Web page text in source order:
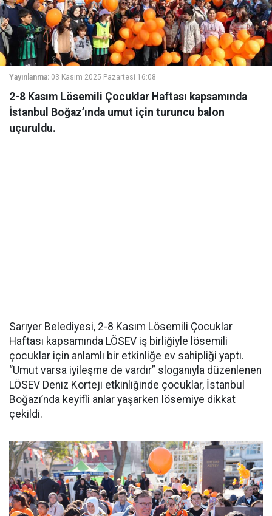
Yayınlanma: 03 Kasım 2025 Pazartesi 16:08
2-8 Kasım Lösemili Çocuklar Haftası kapsamında
İstanbul Boğaz’ında umut için turuncu balon
uçuruldu.
Sarıyer Belediyesi, 2-8 Kasım Lösemili Çocuklar
Haftası kapsamında LÖSEV iş birliğiyle lösemili
çocuklar için anlamlı bir etkinliğe ev sahipliği yaptı.
“Umut varsa iyileşme de vardır” sloganıyla düzenlenen
LÖSEV Deniz Korteji etkinliğinde çocuklar, İstanbul
Boğazı’nda keyifli anlar yaşarken lösemiye dikkat
çekildi.